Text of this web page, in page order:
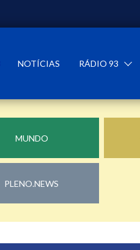
NOTÍCIAS RÁDIO 93
MUNDO
PLENO.NEWS